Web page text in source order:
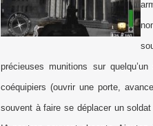
précieuses munitions sur
coéquipiers (ouvrir une porte,
souvent à faire se déplacer un